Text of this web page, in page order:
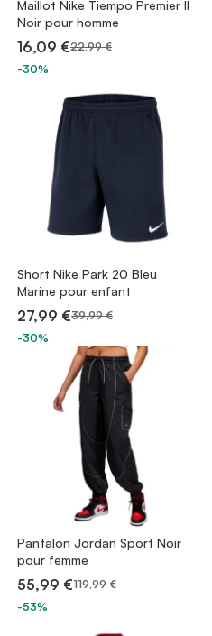
Maillot Nike Tiempo Premier II
Noir pour homme
16,09 €22,99 €
-30%
Short Nike Park 20 Bleu
Marine pour enfant
27,99 €39,99 €
-30%
Pantalon Jordan Sport Noir
pour femme
55,99 €119,99 €
-53%